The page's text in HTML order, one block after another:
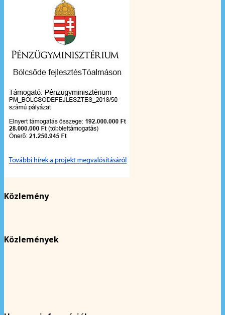
Közlemény
Közlemények